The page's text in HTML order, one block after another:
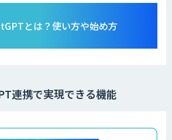
とは？使い方や始め方
連携で実現できる機能